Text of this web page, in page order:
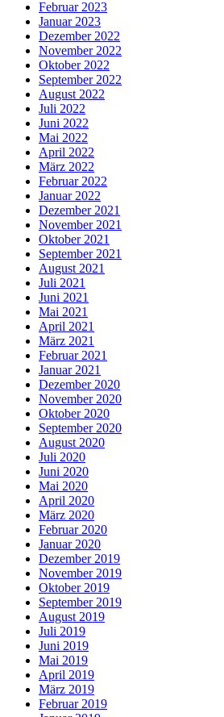
Februar 2023
Januar 2023
Dezember 2022
November 2022
Oktober 2022
September 2022
August 2022
Juli 2022
Juni 2022
Mai 2022
April 2022
März 2022
Februar 2022
Januar 2022
Dezember 2021
November 2021
Oktober 2021
September 2021
August 2021
Juli 2021
Juni 2021
Mai 2021
April 2021
März 2021
Februar 2021
Januar 2021
Dezember 2020
November 2020
Oktober 2020
September 2020
August 2020
Juli 2020
Juni 2020
Mai 2020
April 2020
März 2020
Februar 2020
Januar 2020
Dezember 2019
November 2019
Oktober 2019
September 2019
August 2019
Juli 2019
Juni 2019
Mai 2019
April 2019
März 2019
Februar 2019